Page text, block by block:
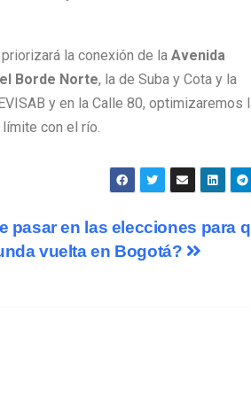
la conexión de la Avenida
Borde Norte, la de Suba y Cota y la
y en la Calle 80, optimizaremos
con el río.
pasar en las elecciones para
vuelta en Bogotá?